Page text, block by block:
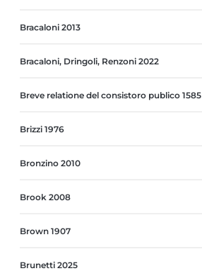
Bracaloni 2013
Bracaloni, Dringoli, Renzoni 2022
Breve relatione del consistoro publico 1585
Brizzi 1976
Bronzino 2010
Brook 2008
Brown 1907
Brunetti 2025